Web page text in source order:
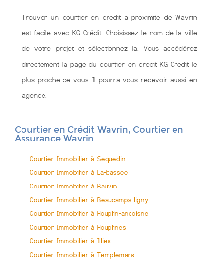
Trouver un courtier en crédit à proximité de Wavrin
est facile avec KG Crédit. Choisissez le nom de la ville
de votre projet et sélectionnez la. Vous accédérez
directement la page du courtier en crédit KG Crédit le
plus proche de vous. Il pourra vous recevoir aussi en
agence.
Courtier en Crédit Wavrin, Courtier en
Assurance Wavrin
Courtier Immobilier à Sequedin
Courtier Immobilier à La-bassee
Courtier Immobilier à Bauvin
Courtier Immobilier à Beaucamps-ligny
Courtier Immobilier à Houplin-ancoisne
Courtier Immobilier à Houplines
Courtier Immobilier à Illies
Courtier Immobilier à Templemars